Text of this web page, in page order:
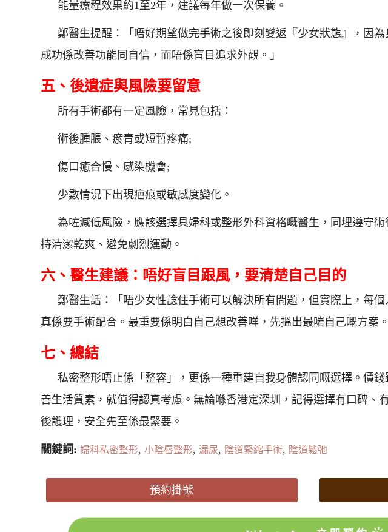
能量療程效果約1至2年，建議每年做一次保養。
鄭醫生提醒：「唔好期望做完手術之後即刻變返『少女狀態』，因
成功係改善功能同自信，而唔係盲目追求外觀。」
五、後遺症與風險要留意
所有手術都有一定風險，常見包括：
術後腫脹、瘀青或短暫疼痛;
傷口癒合慢、感染機會;
少數情況下出現疤痕或敏感度變化。
為咗減低風險，應該選擇具婦科或整形外科資格嘅醫生，同埋遵守
持清潔乾爽、避免劇烈運動。
六、醫生建議：唔好盲目跟風，要清楚自己目的
鄭醫生話：「唔少女性諗住手術可以解決所有問題，但實際上，每
真係要手術配合。最重要係明白自己想改善咩，先搵出最啱自己嘅方案。
七、總結
私密整形唔止係「整容」，更係一種重建自我身體認同嘅選擇。價
善生活質素，就值得認真考慮。無論喺香港定深圳，記得選擇有口碑、
後護理，安全先至係最緊要。
關鍵詞:婦科私密整形,小陰唇整形, 漏尿, 陰道緊縮手術, 陰道鬆弛
預約掛號